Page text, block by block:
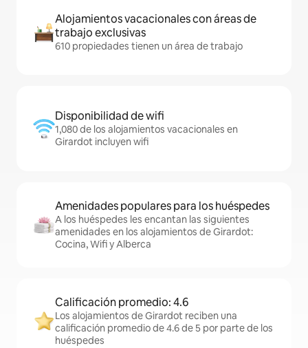
Alojamientos vacacionales con áreas de
trabajo exclusivas
610 propiedades tienen un área de trabajo
Disponibilidad de wifi
1,080 de los alojamientos vacacionales en
Girardot incluyen wifi
Amenidades populares para los huéspedes
A los huéspedes les encantan las siguientes
amenidades en los alojamientos de Girardot:
Cocina, Wifi y Alberca
Calificación promedio: 4.6
Los alojamientos de Girardot reciben una
calificación promedio de 4.6 de 5 por parte de los
huéspedes